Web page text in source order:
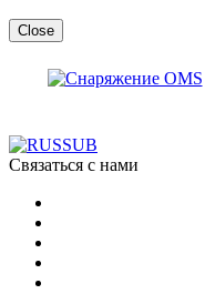
Close
Связаться с нами